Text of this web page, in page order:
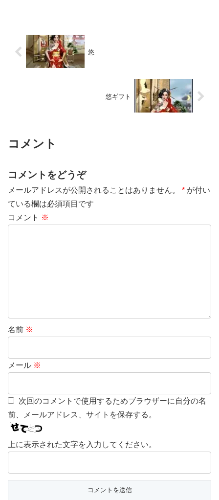
悠
悠ギフト
コメント
コメントをどうぞ
メールアドレスが公開されることはありません。 * が付い
ている欄は必須項目です
コメント ※
名前 ※
メール ※
次回のコメントで使用するためブラウザーに自分の名
前、メールアドレス、サイトを保存する。
上に表示された文字を入力してください。